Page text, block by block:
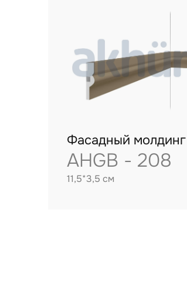
Фасадный молдинг
AHGB - 208
11,5*3,5 см